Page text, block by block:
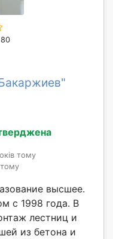
тому
тому
высшее.
с 1998 года. В
лестниц и
из бетона и